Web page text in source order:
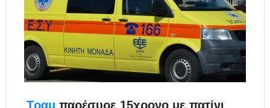
Τραμ παρέσυρε 15χρονο με πατίνι